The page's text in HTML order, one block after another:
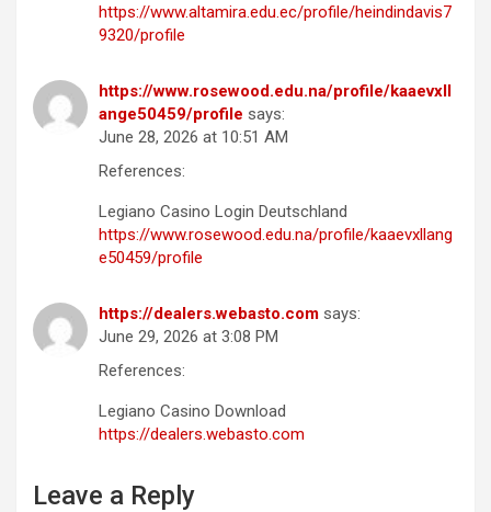
https://www.altamira.edu.ec/profile/heindindavis7
9320/profile
https://www.rosewood.edu.na/profile/kaaevxll
ange50459/profile says:
June 28, 2026 at 10:51 AM
References:
Legiano Casino Login Deutschland
https://www.rosewood.edu.na/profile/kaaevxllang
e50459/profile
https://dealers.webasto.com says:
June 29, 2026 at 3:08 PM
References:
Legiano Casino Download
https://dealers.webasto.com
Leave a Reply